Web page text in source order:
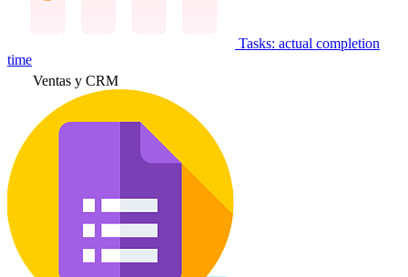
Tasks: actual completion
time
Ventas y CRM